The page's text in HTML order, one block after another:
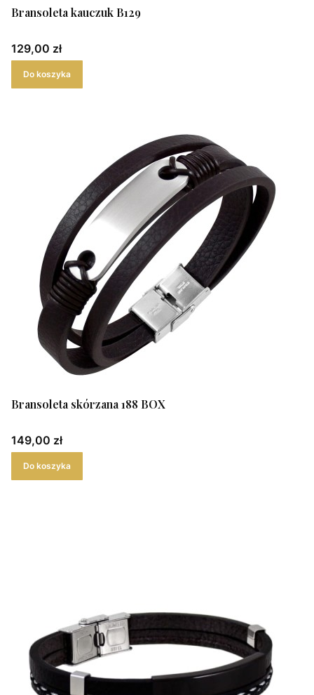
Bransoleta kauczuk B129
Cena
129,00 zł
Do koszyka
Bransoleta skórzana 188 BOX
Cena
149,00 zł
Do koszyka